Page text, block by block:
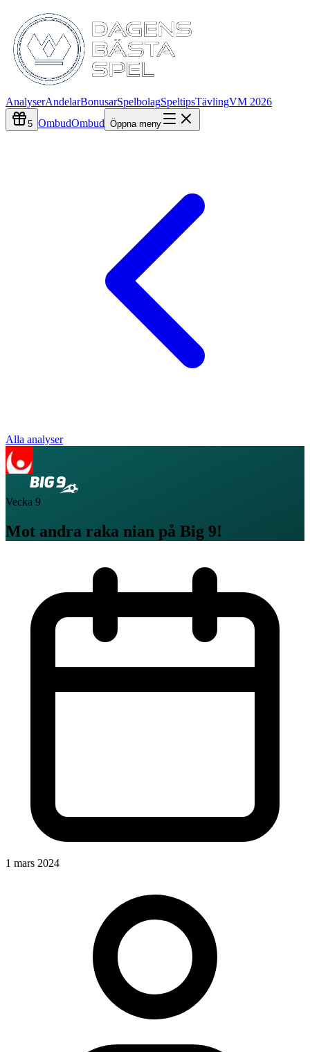
AnalyserAndelarBonusarSpelbolagSpeltipsTävlingVM 2026
5 OmbudOmbud Öppna meny
Alla analyser
Vecka 9
Mot andra raka nian på Big 9!
1 mars 2024